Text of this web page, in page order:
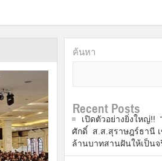
ค้นหา
Recent Posts
เปิดตัวอย่างยิ่งใหญ่!!
ศักดิ์ ส.ส.สุราษฎร์ธานี เ
ล้านบาทสานฝันให้เป็นจ